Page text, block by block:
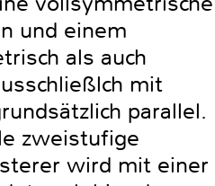
und einem
als auch
mit
parallel.
zweistufige
wird mit einer